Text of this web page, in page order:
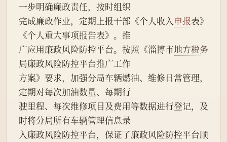
一步明确廉政责任，按时组织
完成廉政作业，定期上报干部《个人收入申报表》
《个人重大事项报告表》。推
广应用廉政风险防控平台。按照《淄博市地方税务
局廉政风险防控平台推广工作
方案》要求，加强分局车辆燃油、维修日常管理，
定期对每次加油数量、每期行
驶里程、每次维修项目及费用等数据进行登记，及
时将分局所有车辆管理信息录
入廉政风险防控平台，保证了廉政风险防控平台顺